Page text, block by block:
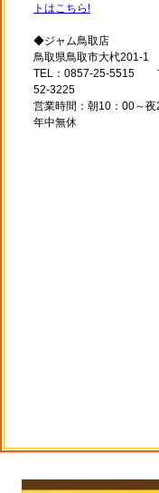
トはこちら!
◆ジャム鳥取店
鳥取県鳥取市大杙201-1
TEL：0857-25-5515 フ
52-3225
営業時間：朝10：00～
年中無休